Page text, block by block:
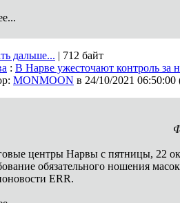
дальше... | 712 байт
: В Нарве ужесточают контроль за
MONMOON в 24/10/2021 06:50:00
центры Нарвы с пятницы, 22
обязательного ношения
ERR.